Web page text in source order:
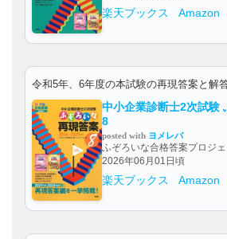
楽天ブックス Amazon
令和5年、6年度の本試験の再現答案と解
中小企業診断士2次試験
8
posted with ヨメレバ
ふぞろいな合格答案プロジ
2026年06月01日頃
楽天ブックス Amazon